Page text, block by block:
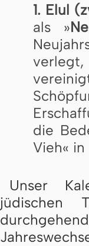
1. Elul
als »
die
Vieh«
Unser
jüdischen